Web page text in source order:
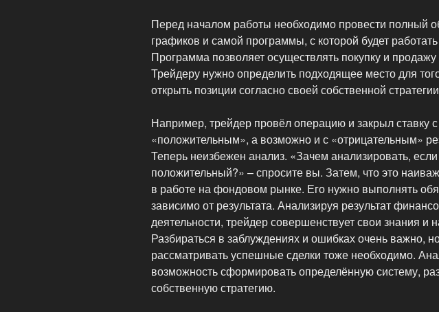
Перед началом работы необходимо провести полный
графиков и самой программы, с которой будет
Программа позволяет осуществлять покупку и
Трейдеру нужно определить подходящее место для
открыть позиции согласно своей собственной
Например, трейдер провёл операцию и закрыл ставку с
«положительным», а возможно и с «отрицательным»
Теперь неизбежен анализ. «Зачем анализировать, если
положительный?» – спросите вы. Затем, что это
в работе на фондовом рынке. Его нужно выполнять
зависимо от результата. Анализируя результат
деятельности, трейдер совершенствует свои знания и
Разбираться в заблуждениях и ошибках очень важно,
рассматривать успешные сделки тоже необходимо.
возможность сформировать определённую систему,
собственную стратегию.